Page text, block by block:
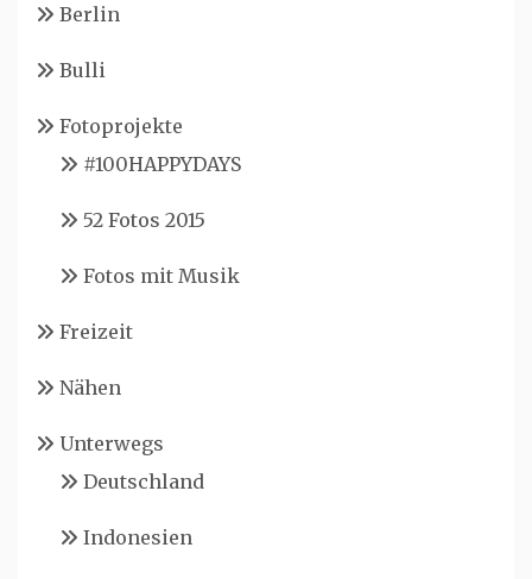
Berlin
Bulli
Fotoprojekte
#100HAPPYDAYS
52 Fotos 2015
Fotos mit Musik
Freizeit
Nähen
Unterwegs
Deutschland
Indonesien